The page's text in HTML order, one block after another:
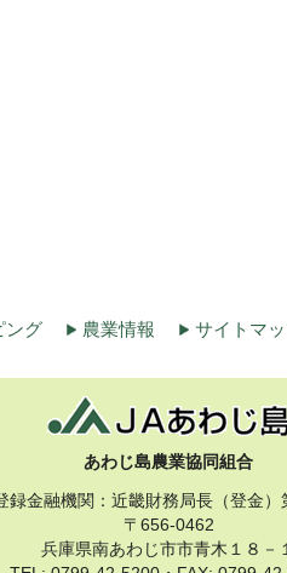
ング 農業情報 サイトマ
あわじ島農業協同組合
録金融機関：近畿財務局長（登金）
〒656-0462
兵庫県南あわじ市市青木１８－